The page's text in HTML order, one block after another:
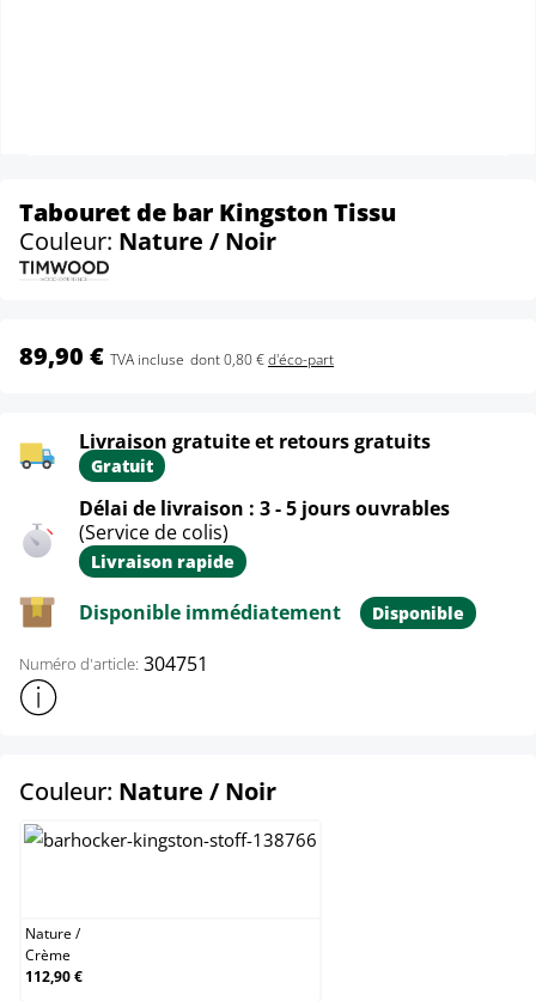
Tabouret de bar Kingston Tissu
Couleur: Nature / Noir
89,90 € TVA incluse dont 0,80 €d'éco-part
Livraison gratuite et retours gratuits
Gratuit
Délai de livraison : 3 - 5 jours ouvrables
(Service de colis)
Livraison rapide
Disponible immédiatement Disponible
Numéro d'article: 304751
Afficher plus d'informations sur le produit
Couleur: Nature / Noirselect
Nature/
Crème
112,90 €